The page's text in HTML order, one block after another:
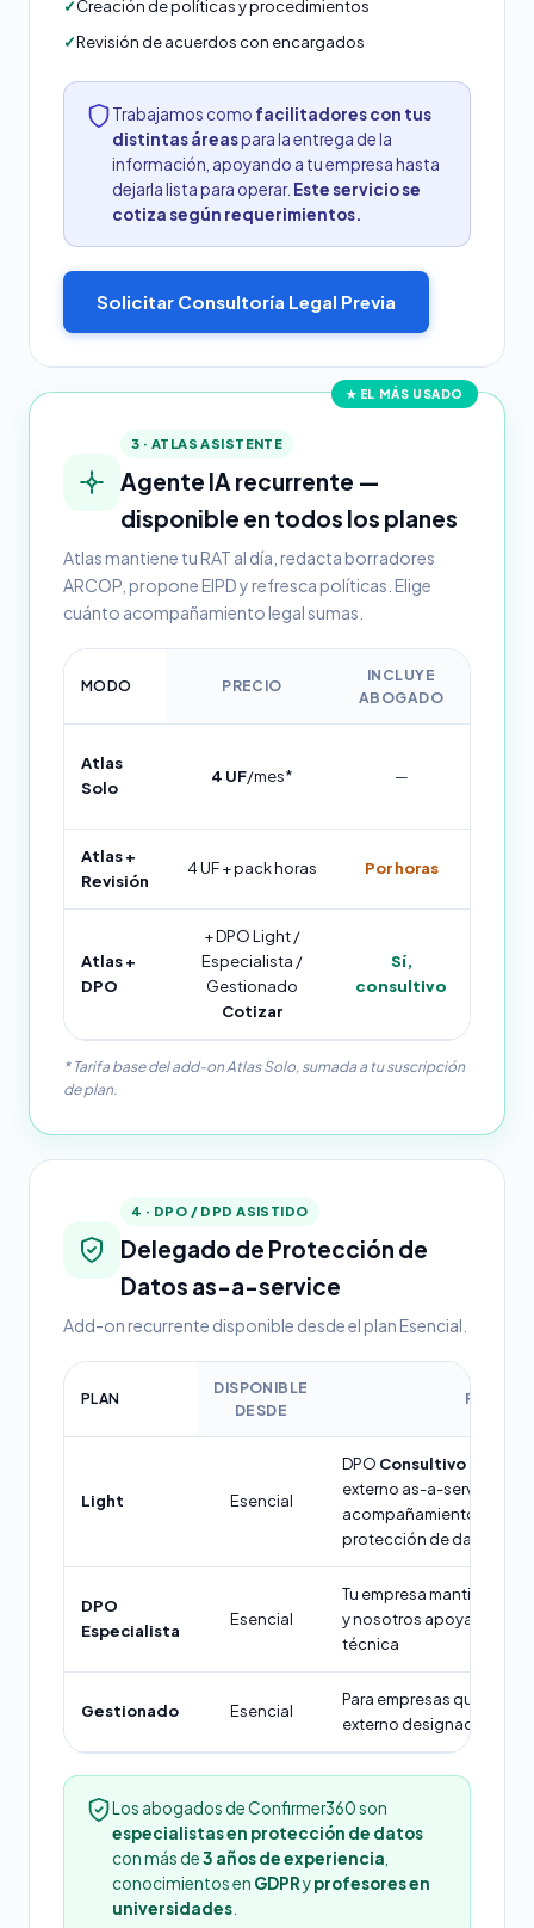
✓Creación de políticas y procedimientos
✓Revisión de acuerdos con encargados
Trabajamos como facilitadores con tus
distintas áreaspara la entrega de la
información, apoyando a tu empresa hasta
dejarla lista para operar. Este servicio se
cotiza según requerimientos.
Solicitar Consultoría Legal Previa
★ EL MÁS USADO
3 · ATLAS ASISTENTE
Agente IA recurrente —
disponible en todos los planes
Atlas mantiene tu RAT al día, redacta borradores
ARCOP, propone EIPD y refresca políticas. Elige
cuánto acompañamiento legal sumas.
MODO PRECIO
INCLUYE
ABOGADO
Atlas
Solo
4 UF/mes* —
Atlas +
Revisión
4 UF + pack horas Por horas
Atlas +
DPO
+ DPO Light /
Especialista /
Gestionado
Cotizar
Sí,
consultivo
* Tarifa base del add-on Atlas Solo, sumada a tu suscripción
de plan.
4 · DPO / DPD ASISTIDO
Delegado de Protección de
Datos as-a-service
Add-on recurrente disponible desde el plan Esencial.
PLAN
DISPONIBLE
DESDE
ROL
Light Esencial
DPO Consultivo
externo as-a-service, sino
acompañamiento
protección de datos
DPO
Especialista
Esencial
Tu empresa mantiene su
y nosotros apoyamos en
técnica
Gestionado Esencial
Para empresas que
externo designado
Los abogados de Confirmer360 son
especialistas en protección de datos
con más de3 años de experiencia
conocimientos en GDPRyprofesores en
universidades